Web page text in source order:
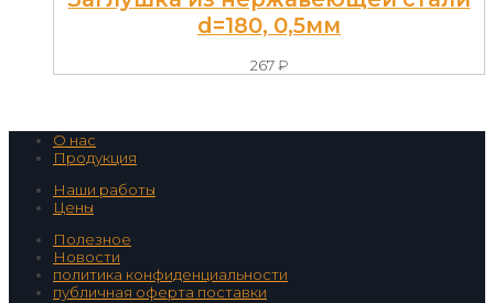
d=180, 0,5мм
267₽
О нас
Продукция
Наши работы
Цены
Полезное
Новости
политика конфиденциальности
публичная оферта поставки